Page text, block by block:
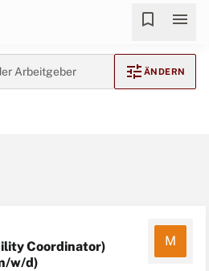
bookmark menu
Arbeitgeber tune ÄNDERN
Coordinator)
w/d)
M